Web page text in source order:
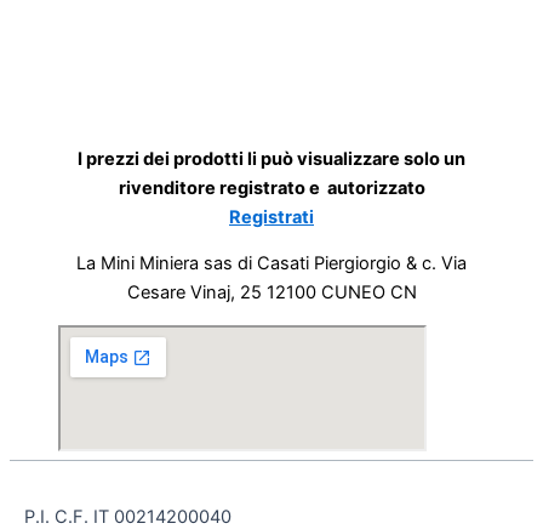
I prezzi dei prodotti li può visualizzare solo un
rivenditore registrato e autorizzato
Registrati
La Mini Miniera sas di Casati Piergiorgio & c. Via
Cesare Vinaj, 25 12100 CUNEO CN
P.I. C.F. IT 00214200040